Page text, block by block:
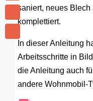
saniert, neues
komplettiert.
In dieser Anleitung
Arbeitsschritte in
die Anleitung auch
andere Wohnmobil-